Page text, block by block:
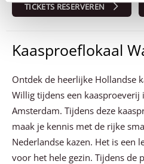
TICKETS RESERVEREN
Kaasproeflokaal
Ontdek de heerlijke Hollandse
Willig tijdens een
Amsterdam. Tijdens deze
maak je kennis met de rijke
Nederlandse kazen. Het is een
voor het hele gezin. Tijdens de